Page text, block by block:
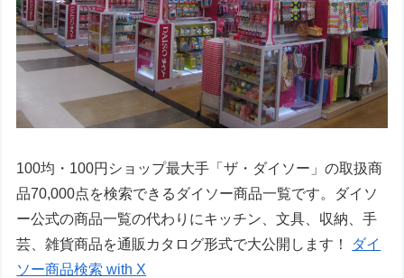
100均・100円ショップ最大手「ザ・ダイソー」の取扱商
品70,000点を検索できるダイソー商品一覧です。ダイソ
ー公式の商品一覧の代わりにキッチン、文具、収納、手
芸、雑貨商品を通販カタログ形式で大公開します！
ダイ
ソー商品検索 with X